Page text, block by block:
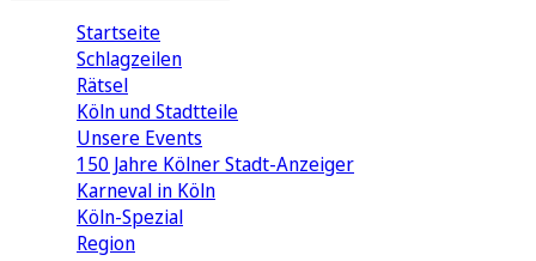
Startseite
Schlagzeilen
Rätsel
Köln und Stadtteile
Unsere Events
150 Jahre Kölner Stadt-Anzeiger
Karneval in Köln
Köln-Spezial
Region